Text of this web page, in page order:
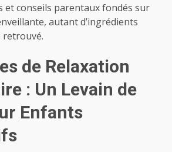
et conseils parentaux fondés sur
autant d’ingrédients
de Relaxation
: Un Levain de
Enfants